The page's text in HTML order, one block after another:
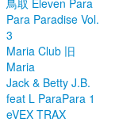
鳥取 Eleven Para
Para Paradise Vol.
3
Maria Club 旧
Maria
Jack & Betty J.B.
feat L ParaPara 1
eVEX TRAX